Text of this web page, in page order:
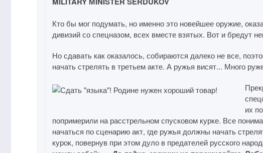
Кто бы мог подумать, но именно это новейшее оружие,
дивизий со спецназом, всех вместе взятых. Вот и бредут
Но сдавать как оказалось, собираются далеко не все,
начать стрелять в третьем акте. А ружья висят... Много
их
попримерили на расстрельном спусковом курке. Все
начаться по сценарию акт, где ружья должны начать
курок, повернув при этом дуло в предателей русского